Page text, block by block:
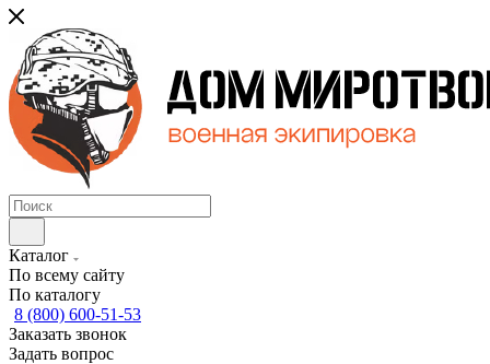
Каталог
По всему сайту
По каталогу
8 (800) 600-51-53
Заказать звонок
Задать вопрос